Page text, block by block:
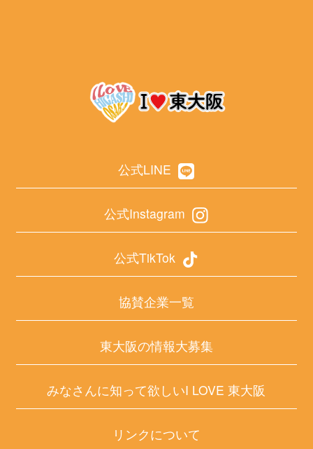
公式LINE
公式Instagram
公式TikTok
協賛企業一覧
東大阪の情報大募集
みなさんに知って欲しいI LOVE 東大阪
リンクについて